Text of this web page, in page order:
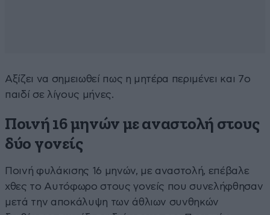
Αξίζει να σημειωθεί πως η μητέρα περιμένει και 7ο
παιδί σε λίγους μήνες.
Ποινή 16 μηνών με αναστολή στους
δύο γονείς
Ποινή φυλάκισης 16 μηνών, με αναστολή, επέβαλε
χθες το Αυτόφωρο στους γονείς που συνελήφθησαν
μετά την αποκάλυψη των άθλιων συνθηκών